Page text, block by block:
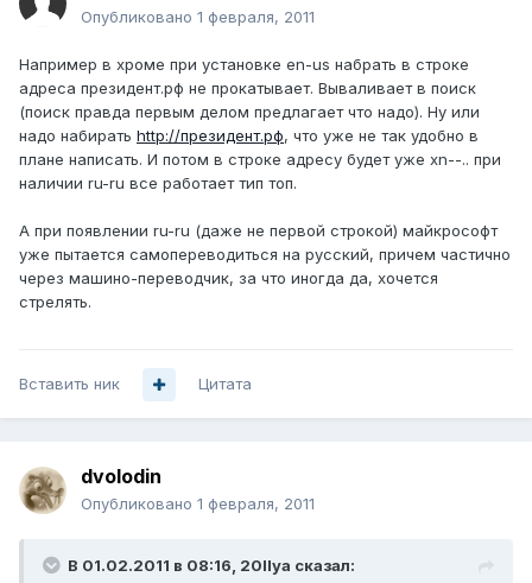
Опубликовано 1 февраля, 2011
Например в хроме при установке en-us набрать в строке
адреса президент.рф не прокатывает. Вываливает в поиск
(поиск правда первым делом предлагает что надо). Ну или
надо набирать http://президент.рф, что уже не так удобно в
плане написать. И потом в строке адресу будет уже xn--.. при
наличии ru-ru все работает тип топ.
А при появлении ru-ru (даже не первой строкой) майкрософт
уже пытается самопереводиться на русский, причем частично
через машино-переводчик, за что иногда да, хочется
стрелять.
Вставить ник Цитата
dvolodin
Опубликовано 1 февраля, 2011
В 01.02.2011 в 08:16, 20Ilya сказал: